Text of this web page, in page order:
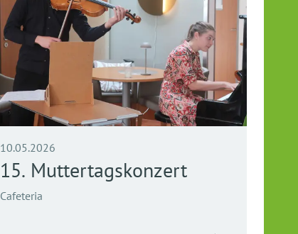
10.05.2026
15. Muttertagskonzert
Cafeteria